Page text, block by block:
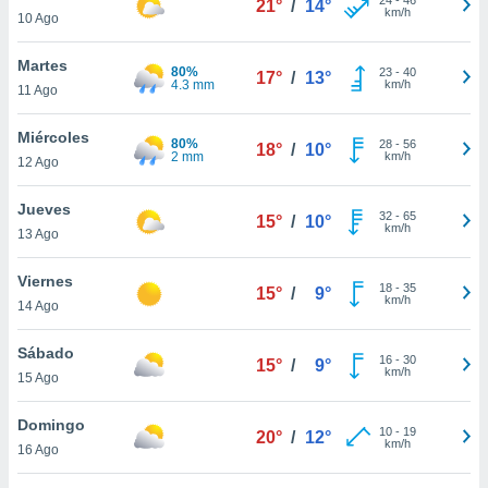
más
nuestra
y
de
disponible
cookies
aceptar
10 Ago
21° / 14°
km/h
Martes
11 Ago
80%
4.3 mm
17° / 13° 23- 40
km/h
Miércoles
12 Ago
80%
2 mm
18° / 10° 28- 56
km/h
Jueves
13 Ago
15° / 10° 32- 65
km/h
Viernes
14 Ago
15° / 9° 18- 35
km/h
Sábado
15 Ago
15° / 9° 16- 30
km/h
Domingo
16 Ago
20° / 12° 10- 19
km/h